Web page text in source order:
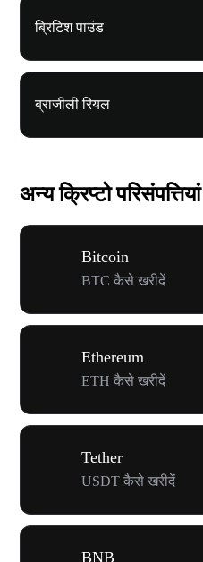
ब्रिटिश पाउंड
ब्राजीली रियल
अन्य क्रिप्टो
Bitcoin
BTC कैसे खरीदें
Ethereum
ETH कैसे खरीदें
Tether
USDT कैसे खरीदें
BNB